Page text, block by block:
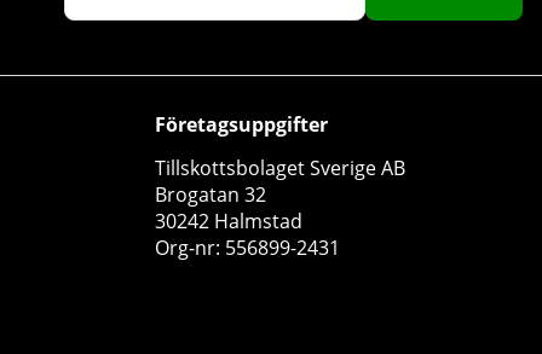
Företagsuppgifter
Tillskottsbolaget Sverige AB
Brogatan 32
30242 Halmstad
Org-nr: 556899-2431